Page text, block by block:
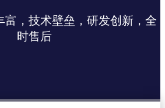
富，技术壁垒，研发创新，全
时售后